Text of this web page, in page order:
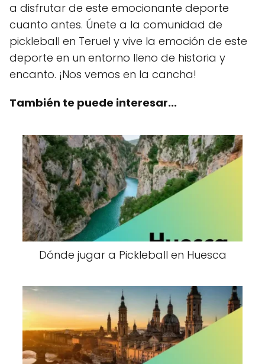
a disfrutar de este emocionante deporte
cuanto antes. Únete a la comunidad de
pickleball en Teruel y vive la emoción de este
deporte en un entorno lleno de historia y
encanto. ¡Nos vemos en la cancha!
También te puede interesar...
Dónde jugar a Pickleball en Huesca